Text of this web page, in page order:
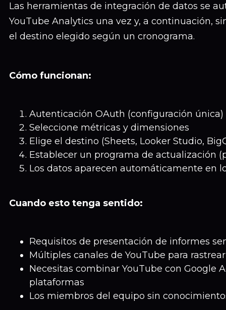
Las herramientas de integración de datos se
YouTube Analytics una vez y, a continuación,
el destino elegido según un cronograma.
Cómo funcionan:
Autenticación OAuth (configuración única)
Seleccione métricas y dimensiones
Elige el destino (Sheets, Looker Studio,
Establecer un programa de actualización
Los datos aparecen automáticamente en
Cuando esto tenga sentido:
Requisitos de presentación de informes
Múltiples canales de YouTube para rastrear
Necesitas combinar YouTube con Google
plataformas
Los miembros del equipo sin